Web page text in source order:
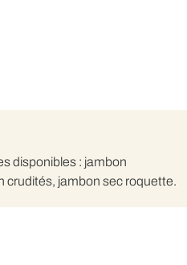
disponibles : jambon
crudités, jambon sec roquette.